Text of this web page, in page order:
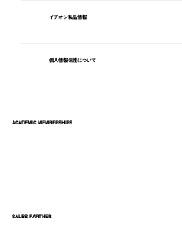
イチオシ製品情報
個人情報保護について
ACADEMIC MEMBERSHIPS
SALES PARTNER